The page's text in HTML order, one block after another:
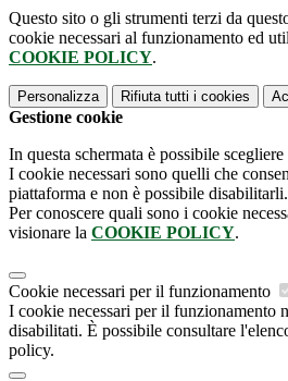
Questo sito o gli strumenti terzi da
cookie necessari al funzionamento ed
COOKIE POLICY.
Personalizza Rifiuta tutti i cookies
Gestione cookie
In questa schermata è possibile
I cookie necessari sono quelli che
piattaforma e non è possibile disabilitarli.
Per conoscere quali sono i cookie
visionare la COOKIE POLICY.
Cookie necessari per il funzionamento
I cookie necessari per il funzionamento
disabilitati. È possibile consultare
policy.